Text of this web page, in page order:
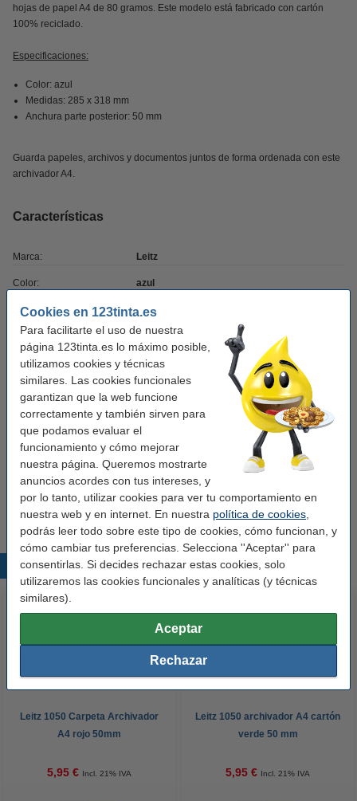
Cookies en 123tinta.es
Para facilitarte el uso de nuestra
página 123tinta.es lo máximo posible,
utilizamos cookies y técnicas
similares. Las cookies funcionales
garantizan que la web funcione
correctamente y también sirven para
que podamos evaluar el
funcionamiento y cómo mejorar
nuestra página. Queremos mostrarte
anuncios acordes con tus intereses, y
por lo tanto, utilizar cookies para ver tu comportamiento en
nuestra web y en internet. En nuestra política de cookies
podrás leer todo sobre este tipo de cookies, cómo funcionan, y
cómo cambiar tus preferencias. Selecciona ''Aceptar'' para
consentirlas. Si decides rechazar estas cookies, solo
utilizaremos las cookies funcionales y analíticas (y técnicas
similares).
Aceptar
Rechazar
hojas de papel A4 de 80 gramos. Este modelo está fabricado con cartón
100% reciclado.
Especificaciones:
Color: azul
Medidas: 285 x 318 mm
Anchura parte posterior: 50 mm
Guarda papeles, archivos y documentos juntos de forma ordenada con este
archivador A4.
Características
Marca: Leitz
Color: azul
Medidas: 285 x 318 mm (LxAn)
Material: cartón
Tamaño papel: A4
Soporte etiquetas: sí
Agujero de sujeción:
Protección de bordes: sí
Cantidad: 1 unidad
Productos destacados
Leitz 1050 Carpeta Archivador
A4 rojo 50mm
5,95 € Incl. 21% IVA
Leitz 1050 archivador A4 cartón
verde 50 mm
5,95 € Incl. 21% IVA